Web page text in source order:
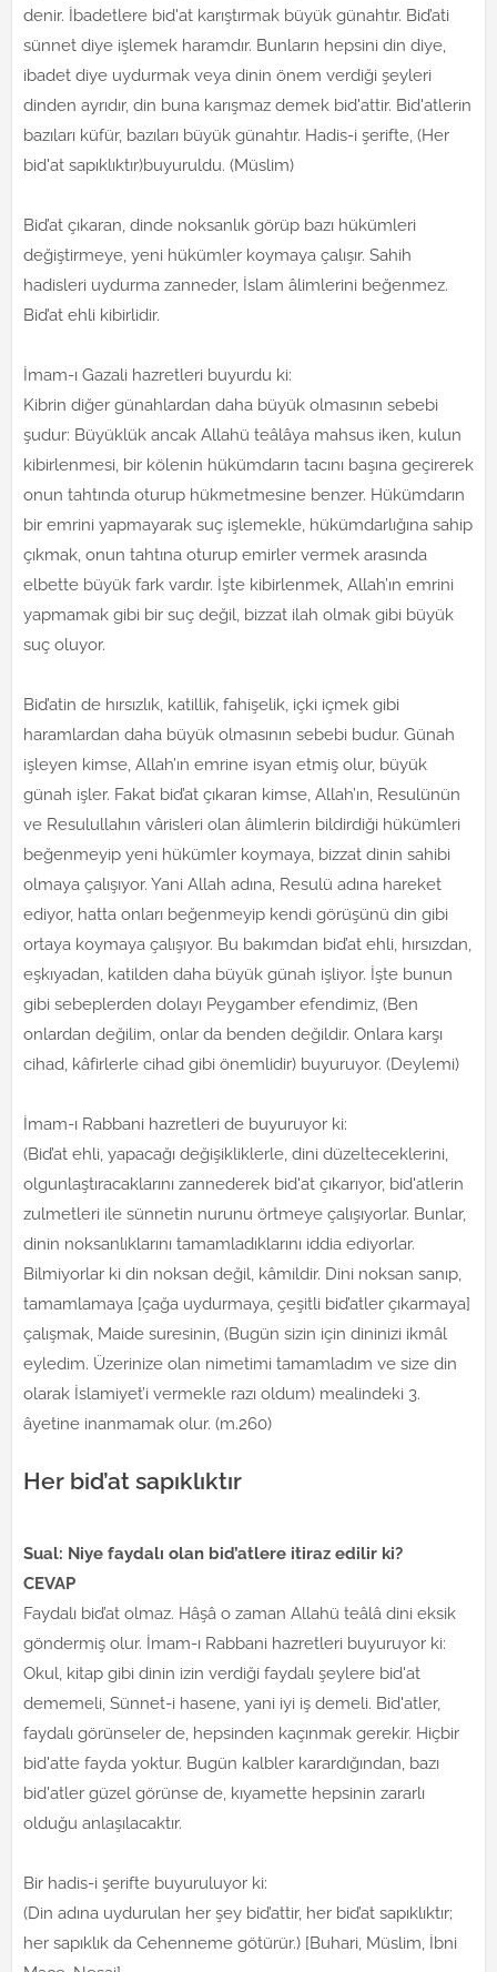
denir. İbadetlere bid'at karıştırmak büyük günahtır. Bid’ati
sünnet diye işlemek haramdır. Bunların hepsini din diye,
ibadet diye uydurmak veya dinin önem verdiği şeyleri
dinden ayrıdır, din buna karışmaz demek bid'attir. Bid'atlerin
bazıları küfür, bazıları büyük günahtır. Hadis-i şerifte, (Her
bid'at sapıklıktır)buyuruldu. (Müslim)
Bid’at çıkaran, dinde noksanlık görüp bazı hükümleri
değiştirmeye, yeni hükümler koymaya çalışır. Sahih
hadisleri uydurma zanneder, İslam âlimlerini beğenmez.
Bid’at ehli kibirlidir.
İmam-ı Gazali hazretleri buyurdu ki:
Kibrin diğer günahlardan daha büyük olmasının sebebi
şudur: Büyüklük ancak Allahü teâlâya mahsus iken, kulun
kibirlenmesi, bir kölenin hükümdarın tacını başına geçirerek
onun tahtında oturup hükmetmesine benzer. Hükümdarın
bir emrini yapmayarak suç işlemekle, hükümdarlığına sahip
çıkmak, onun tahtına oturup emirler vermek arasında
elbette büyük fark vardır. İşte kibirlenmek, Allah’ın emrini
yapmamak gibi bir suç değil, bizzat ilah olmak gibi büyük
suç oluyor.
Bid’atin de hırsızlık, katillik, fahişelik, içki içmek gibi
haramlardan daha büyük olmasının sebebi budur. Günah
işleyen kimse, Allah’ın emrine isyan etmiş olur, büyük
günah işler. Fakat bid’at çıkaran kimse, Allah’ın, Resulünün
ve Resulullahın vârisleri olan âlimlerin bildirdiği hükümleri
beğenmeyip yeni hükümler koymaya, bizzat dinin sahibi
olmaya çalışıyor. Yani Allah adına, Resulü adına hareket
ediyor, hatta onları beğenmeyip kendi görüşünü din gibi
ortaya koymaya çalışıyor. Bu bakımdan bid’at ehli, hırsızdan,
eşkıyadan, katilden daha büyük günah işliyor. İşte bunun
gibi sebeplerden dolayı Peygamber efendimiz, (Ben
onlardan değilim, onlar da benden değildir. Onlara karşı
cihad, kâfirlerle cihad gibi önemlidir) buyuruyor. (Deylemi)
İmam-ı Rabbani hazretleri de buyuruyor ki:
(Bid’at ehli, yapacağı değişikliklerle, dini düzelteceklerini,
olgunlaştıracaklarını zannederek bid'at çıkarıyor, bid'atlerin
zulmetleri ile sünnetin nurunu örtmeye çalışıyorlar. Bunlar,
dinin noksanlıklarını tamamladıklarını iddia ediyorlar.
Bilmiyorlar ki din noksan değil, kâmildir. Dini noksan sanıp,
tamamlamaya [çağa uydurmaya, çeşitli bid’atler çıkarmaya]
çalışmak, Maide suresinin, (Bugün sizin için dininizi ikmâl
eyledim. Üzerinize olan nimetimi tamamladım ve size din
olarak İslamiyet’i vermekle razı oldum) mealindeki 3.
âyetine inanmamak olur. (m.260)
Her bid’at sapıklıktır
Sual: Niye faydalı olan bid’atlere itiraz edilir ki?
CEVAP
Faydalı bid’at olmaz. Hâşâ o zaman Allahü teâlâ dini eksik
göndermiş olur. İmam-ı Rabbani hazretleri buyuruyor ki:
Okul, kitap gibi dinin izin verdiği faydalı şeylere bid'at
dememeli, Sünnet-i hasene, yani iyi iş demeli. Bid'atler,
faydalı görünseler de, hepsinden kaçınmak gerekir. Hiçbir
bid'atte fayda yoktur. Bugün kalbler karardığından, bazı
bid'atler güzel görünse de, kıyamette hepsinin zararlı
olduğu anlaşılacaktır.
Bir hadis-i şerifte buyuruluyor ki:
(Din adına uydurulan her şey bid’attir, her bid’at sapıklıktır;
her sapıklık da Cehenneme götürür.) [Buhari, Müslim, İbni